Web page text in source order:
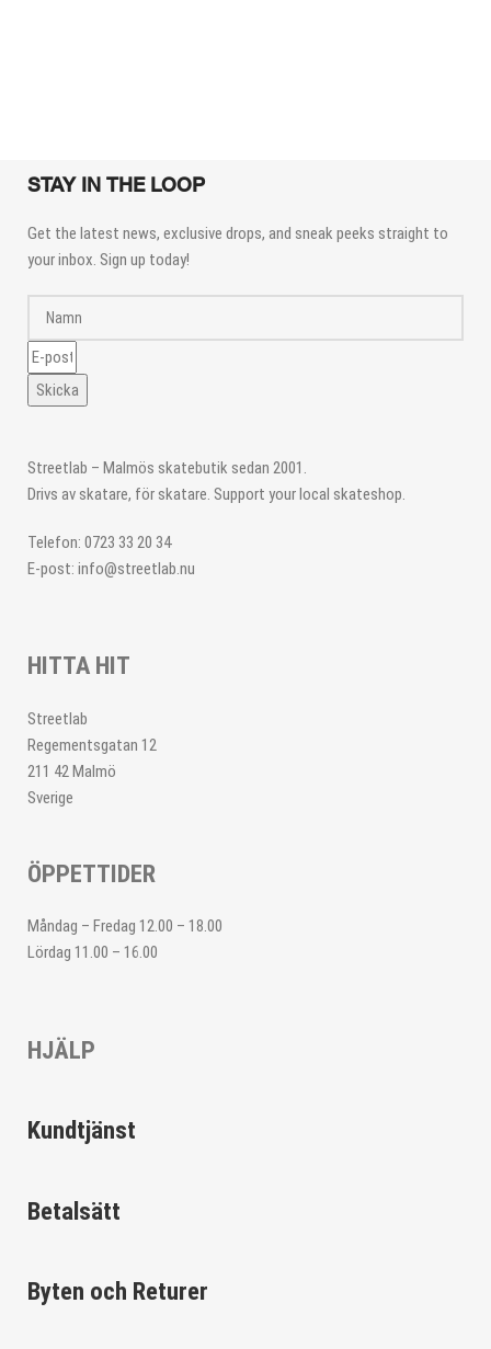
STAY IN THE LOOP
Get the latest news, exclusive drops, and sneak peeks straight to
your inbox. Sign up today!
Skicka
Streetlab – Malmös skatebutik sedan 2001.
Drivs av skatare, för skatare. Support your local skateshop.
Telefon: 0723 33 20 34
E-post: info@streetlab.nu
HITTA HIT
Streetlab
Regementsgatan 12
211 42 Malmö
Sverige
ÖPPETTIDER
Måndag – Fredag 12.00 – 18.00
Lördag 11.00 – 16.00
HJÄLP
Kundtjänst
Betalsätt
Byten och Returer